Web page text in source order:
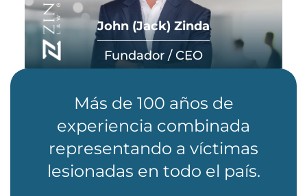
John (Jack) Zinda
Fundador / CEO
Más de 100 años de
experiencia combinada
representando a víctimas
lesionadas en todo el país.